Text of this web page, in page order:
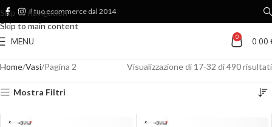
Skip to navigation
Skip to main content
Il tuo ecommerce dal 2014
MENU 0 0.00
Home Vasi Pagina 2 Visualizzazione di 17-32 di 490 risultati
Mostra Filtri